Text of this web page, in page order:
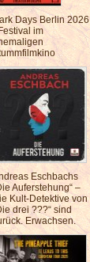
Days Berlin 2026
im
Eschbachs
Auferstehung“ –
Kult-Detektive von
drei ???“ sind
Erwachsen.